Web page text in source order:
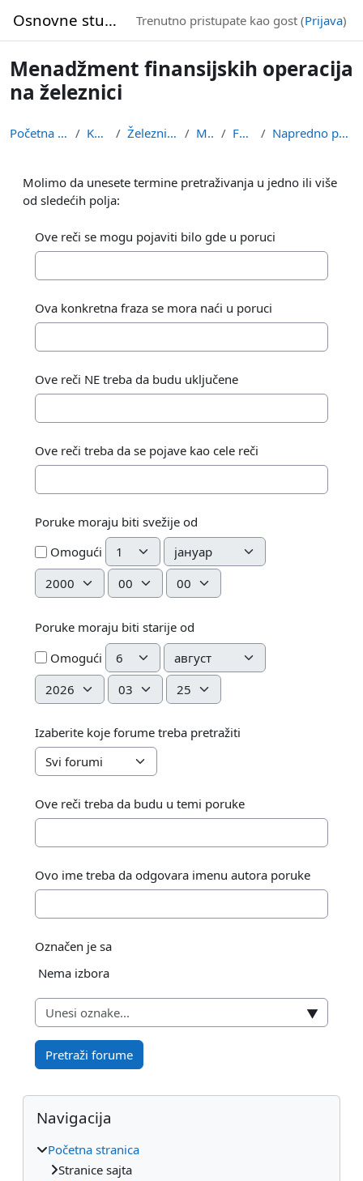
Osnovne studije Trenutno pristupate kao gost (Prijava)
Menadžment finansijskih operacija
na železnici
Početna stranica Kursevi Železnički smer MFOZ Forumi Napredno pretraživanje
Molimo da unesete termine pretraživanja u jedno ili više
od sledećih polja:
Ove reči se mogu pojaviti bilo gde u poruci
Ova konkretna fraza se mora naći u poruci
Ove reči NE treba da budu uključene
Ove reči treba da se pojave kao cele reči
Poruke moraju biti svežije od
Omogući Dan
Mesec
Godina
Sat Minute
Poruke moraju biti starije od
Omogući Dan
Mesec
Godina
Sat Minute
Izaberite koje forume treba pretražiti
Ove reči treba da budu u temi poruke
Ovo ime treba da odgovara imenu autora poruke
Označen je sa
Izabrane stavke:
Nema izbora
▼
Pretraži forume
Blokovi
Preskoči Navigacija
Navigacija
Početna stranica
Stranice sajta